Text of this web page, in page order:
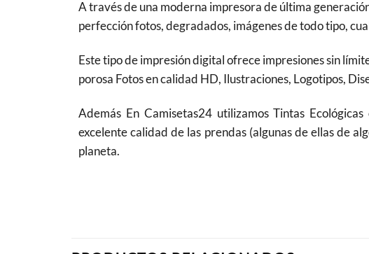
A través de una moderna impresora de última
perfección fotos, degradados, imágenes de todo tipo,
Este tipo de impresión digital ofrece impresiones sin
porosa Fotos en calidad HD, Ilustraciones, Logotipos,
Además En Camisetas24 utilizamos Tintas
excelente calidad de las prendas (algunas de ellas de
planeta.